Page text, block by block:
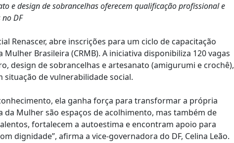
e design de sobrancelhas oferecem qualificação profissional e
DF
Renascer, abre inscrições para um ciclo de capacitação
Brasileira (CRMB). A iniciativa disponibiliza 120 vagas
design de sobrancelhas e artesanato (amigurumi e crochê),
de vulnerabilidade social.
ela ganha força para transformar a própria
Mulher são espaços de acolhimento, mas também de
fortalecem a autoestima e encontram apoio para
dignidade”, afirma a vice-governadora do DF, Celina Leão.